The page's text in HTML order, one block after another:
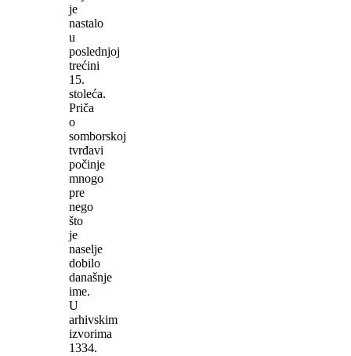
je
nastalo
u
poslednjoj
trećini
15.
stoleća.
Priča
o
somborskoj
tvrđavi
počinje
mnogo
pre
nego
što
je
naselje
dobilo
današnje
ime.
U
arhivskim
izvorima
1334.